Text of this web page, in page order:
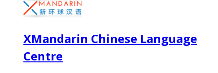
XMandarin Chinese Language
Centre